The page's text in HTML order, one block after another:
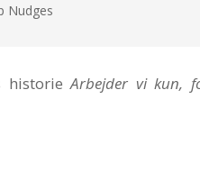
Nudges
historieArbejder vi kun,